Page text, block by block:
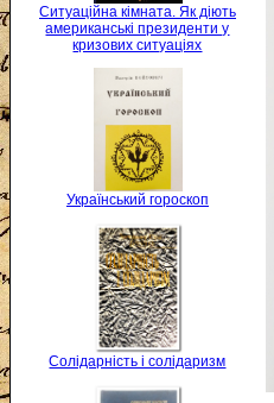
Ситуаційна кімната. Як діють
американські президенти у
кризових ситуаціях
Український гороскоп
Солідарність і солідаризм